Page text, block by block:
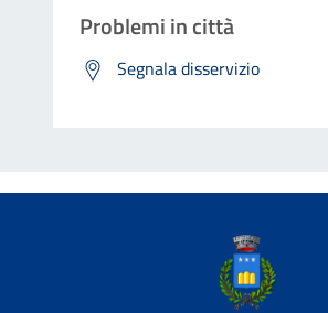
Problemi in città
Segnala disservizio